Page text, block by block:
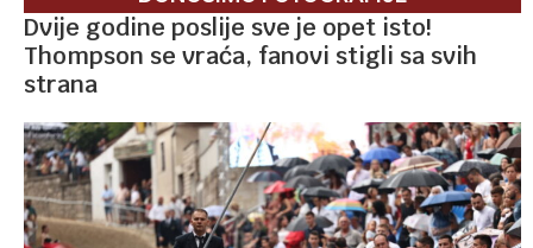
Dvije godine poslije sve je opet isto!
Thompson se vraća, fanovi stigli sa svih
strana